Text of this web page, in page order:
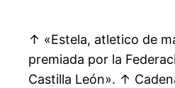
↑ «Estela, atletico de
premiada por la
Castilla León». ↑